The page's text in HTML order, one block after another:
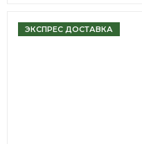
ЭКСПРЕС ДОСТАВКА